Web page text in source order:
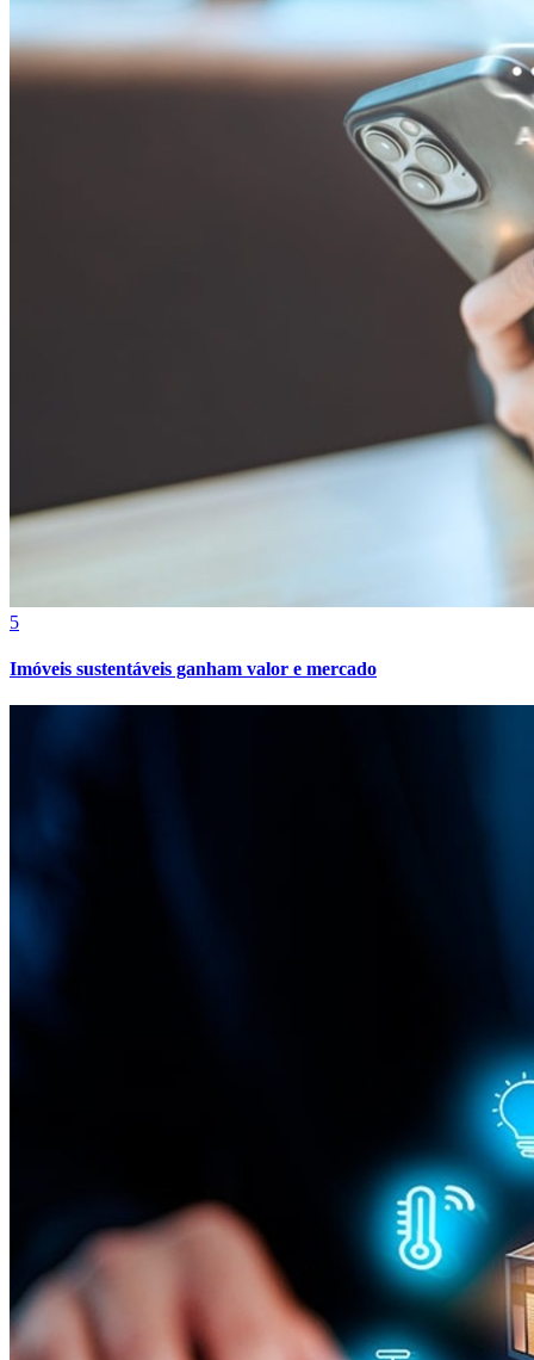
5
Imóveis sustentáveis ganham valor e mercado